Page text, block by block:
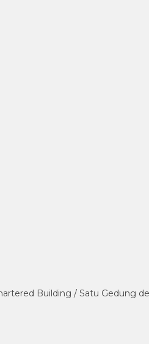
Building / Satu Gedung